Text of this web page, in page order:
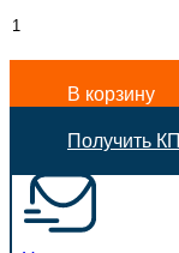
В корзину
Получить КП